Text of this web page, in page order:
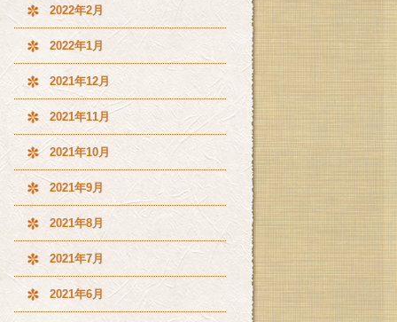
2022年2月
2022年1月
2021年12月
2021年11月
2021年10月
2021年9月
2021年8月
2021年7月
2021年6月